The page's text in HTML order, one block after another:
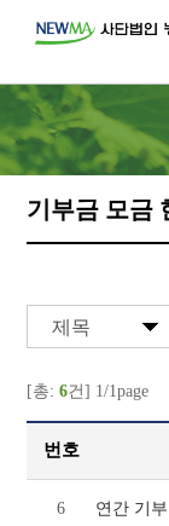
기부금 모금
제목
[총:6건] 1/1page
번호
6 연간 기